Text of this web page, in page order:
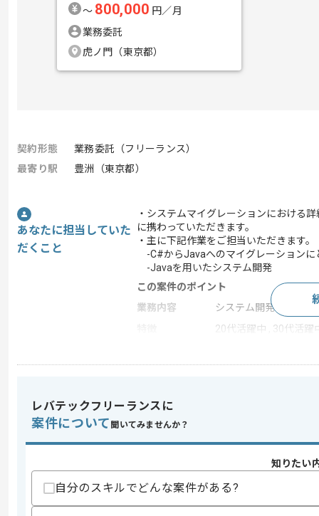
〜 800,000 円／月
業務委託
虎ノ門（東京都）
契約形態
業務委託（フリーランス）
最寄り駅
豊洲（東京都）
あなたに担当していた
だくこと
・システムマイグレーションにおける
に携わっていただきます。
・主に下記作業をご担当いただきます。
-C#からJavaへのマイグレーションに
-Javaを用いたシステム開発
この案件のポイント
業務内容
システム開発 , 受託開
20代活躍中 , 30代活躍
スキル
・Javaを用いた実務経験(4年以上)
スキルに不安がある方へ
上記に似た経験やスキルをお持ちであれば申
商談回数
2回
レバテックフリーランスに
案件について 聞いてみませんか？
知りたい
自分のスキルでどんな案件がある?